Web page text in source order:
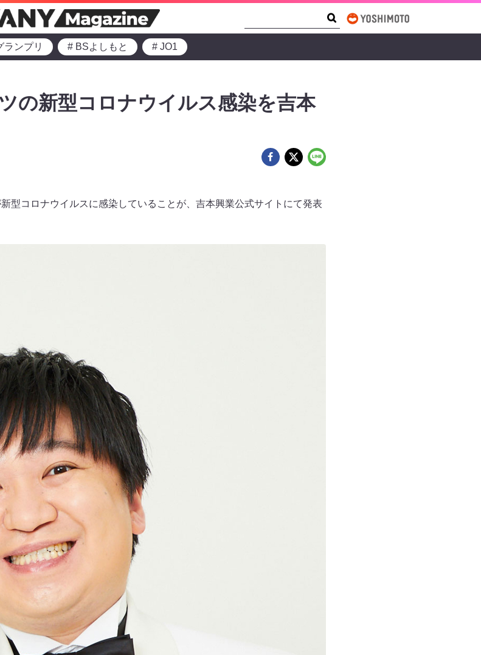
ランプリ # BSよしもと # JO1
の新型コロナウイルス感染を吉本
型コロナウイルスに感染していることが、吉本興業公式サイトにて発表